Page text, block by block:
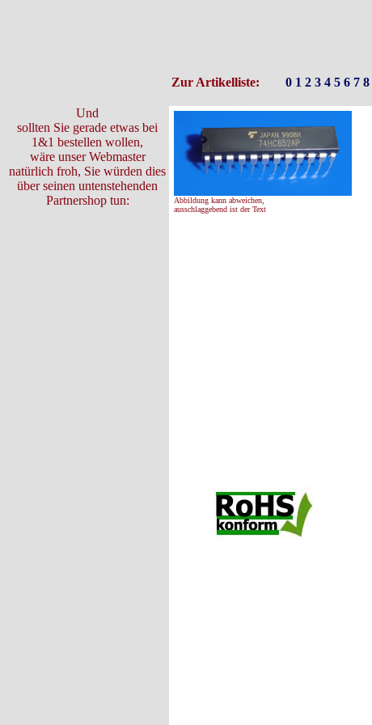
Zur Artikelliste: 0 1 2 3 4 5 6 7 8
Und
sollten Sie gerade etwas bei
1&1 bestellen wollen,
wäre unser Webmaster
natürlich froh, Sie würden dies
über seinen untenstehenden
Partnershop tun:
Abbildung kann abweichen,
ausschlaggebend ist der Text